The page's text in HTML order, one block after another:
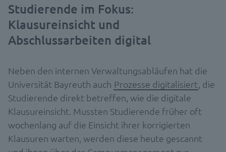
Studierende im Fokus:
Klausureinsicht und
Abschlussarbeiten digital
Neben den internen Verwaltungsabläufen hat die
Universität Bayreuth auch Prozesse digitalisiert, die
Studierende direkt betreffen, wie die digitale
Klausureinsicht. Mussten Studierende früher oft
wochenlang auf die Einsicht ihrer korrigierten
Klausuren warten, werden diese heute gescannt